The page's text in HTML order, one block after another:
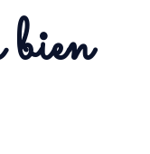
bien